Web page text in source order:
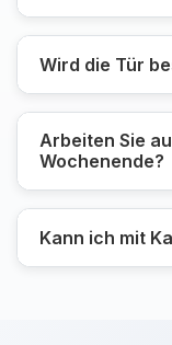
Wird die Tür
Arbeiten Sie
Wochenende?
Kann ich mit